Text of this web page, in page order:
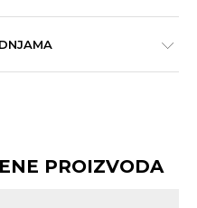
PROIZVODA